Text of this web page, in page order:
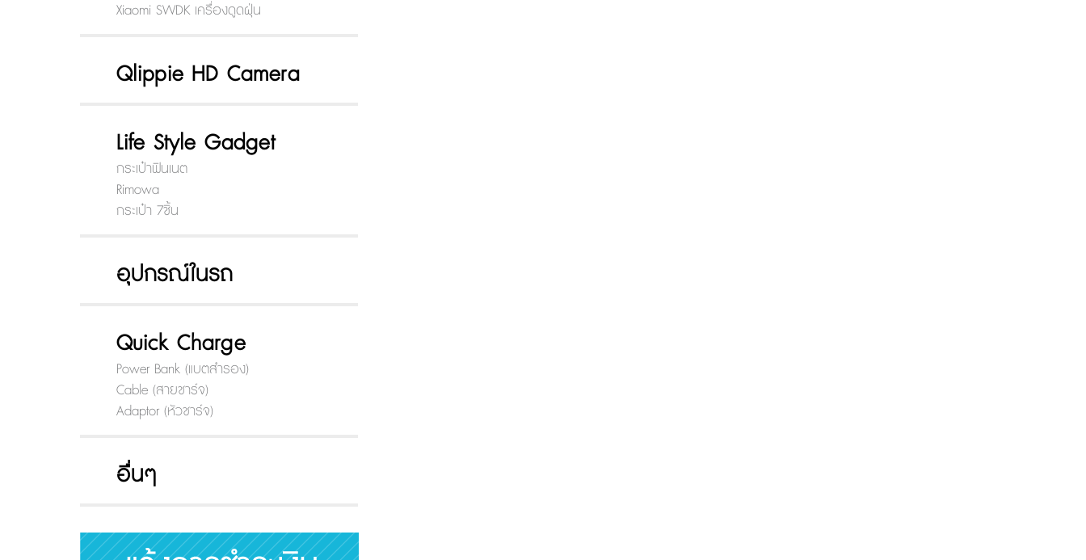
Xiaomi SWDK เครื่องดูดฝุ่น
Qlippie HD Camera
Life Style Gadget
กระเป๋าฟินเนต
Rimowa
กระเป๋า 7ชิ้น
อุปกรณ์ในรถ
Quick Charge
Power Bank (แบตสำรอง)
Cable (สายชาร์จ)
Adaptor (หัวชาร์จ)
อื่นๆ